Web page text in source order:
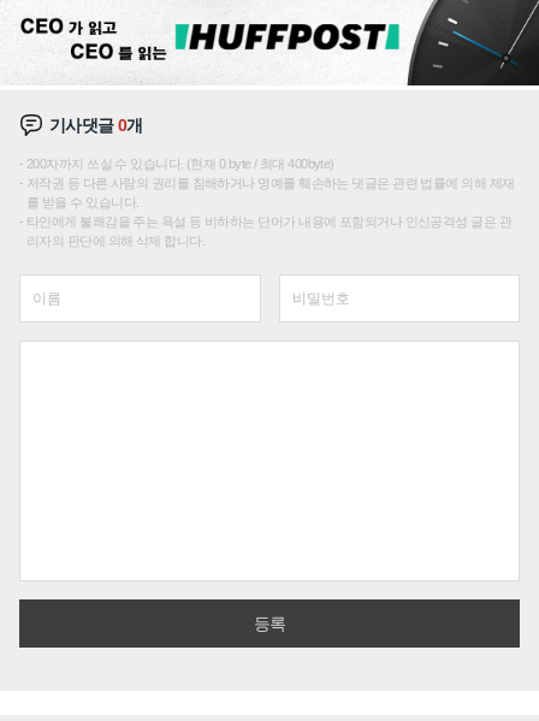
기사댓글0개
200자까지 쓰실 수 있습니다. (현재 0 byte / 최대 400byte)
저작권 등 다른 사람의 권리를 침해하거나 명예를 훼손하는 댓글은 관련 법률에 의해 제재
를 받을 수 있습니다.
타인에게 불쾌감을 주는 욕설 등 비하하는 단어가 내용에 포함되거나 인신공격성 글은 관
리자의 판단에 의해 삭제 합니다.